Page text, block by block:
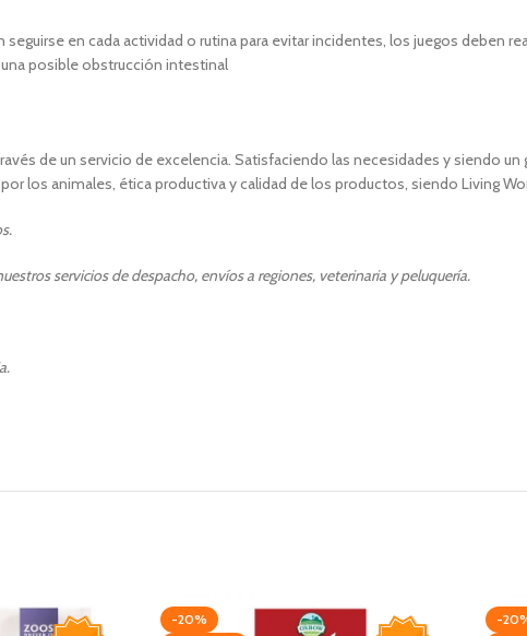
en cada actividad o rutina para evitar incidentes, los juegos deben
posible obstrucción intestinal
de un servicio de excelencia. Satisfaciendo las necesidades y siendo
los animales, ética productiva y calidad de los productos, siendo Living
servicios de despacho, envíos a regiones, veterinaria y peluquería.
-20%
-